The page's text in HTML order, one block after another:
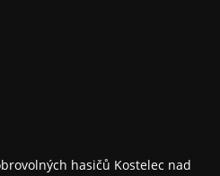
hasičů Kostelec nad